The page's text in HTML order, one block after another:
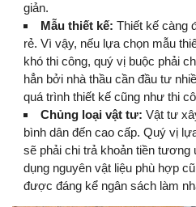
giản.
Mẫu thiết kế: Thiết kế càng
rẻ. Vì vậy, nếu lựa chọn mẫu
khó thi công, quý vị buộc phải
hẳn bởi nhà thầu cần đầu tư
quá trình thiết kế cũng như thi
Chủng loại vật tư: Vật tư
bình dân đến cao cấp. Quý vị
sẽ phải chi trả khoản tiền
dụng nguyên vật liệu phù hợp
được đáng kể ngân sách làm